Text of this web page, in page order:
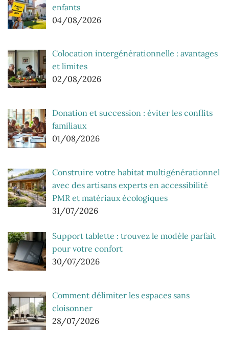
enfants
04/08/2026
Colocation intergénérationnelle : avantages
et limites
02/08/2026
Donation et succession : éviter les conflits
familiaux
01/08/2026
Construire votre habitat multigénérationnel
avec des artisans experts en accessibilité
PMR et matériaux écologiques
31/07/2026
Support tablette : trouvez le modèle parfait
pour votre confort
30/07/2026
Comment délimiter les espaces sans
cloisonner
28/07/2026